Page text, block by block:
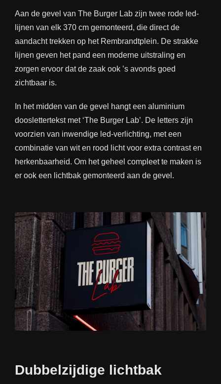
Aan de gevel van The Burger Lab zijn twee rode led-
lijnen van elk 370 cm gemonteerd, die direct de
aandacht trekken op het Rembrandtplein. De strakke
lijnen geven het pand een moderne uitstraling en
zorgen ervoor dat de zaak ook ’s avonds goed
zichtbaar is.
In het midden van de gevel hangt een aluminium
dooslettertekstmet ‘The Burger Lab’. De letters zijn
voorzien van inwendige led-verlichting, met een
combinatie van wit en rood licht voor extra contrast en
herkenbaarheid. Om het geheel compleet te maken is
er ook een lichtbak gemonteerd aan de gevel.
Dubbelzijdige lichtbak